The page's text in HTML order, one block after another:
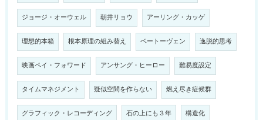
ジョージ・オーウェル 朝井リョウ アーリング・カッゲ
理想的本箱 根本原理の組み替え ベートーヴェン 逸脱的思考
映画ペイ・フォワード アンサング・ヒーロー 難易度設定
タイムマネジメント 疑似空間を作らない 燃え尽き症候群
グラフィック・レコーディング 石の上にも３年 構造化